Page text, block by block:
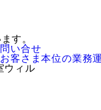
す。
い合せ
お客さま本位の業務
ウィル